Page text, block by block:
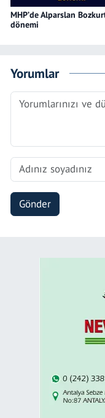
MHP’de Alparslan
dönemi
Yorumlar
Gönder